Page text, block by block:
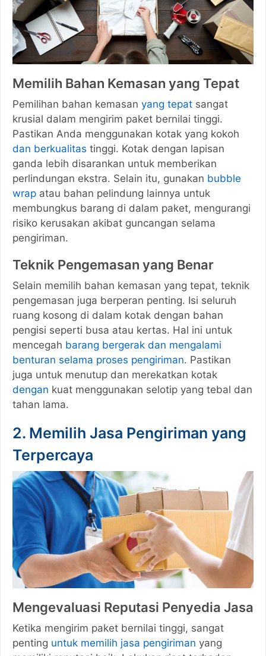
Memilih Bahan Kemasan yang Tepat
Pemilihan bahan kemasan yang tepat sangat
krusial dalam mengirim paket bernilai tinggi.
Pastikan Anda menggunakan kotak yang kokoh
dan berkualitas tinggi. Kotak dengan lapisan
ganda lebih disarankan untuk memberikan
perlindungan ekstra. Selain itu, gunakan bubble
wrap atau bahan pelindung lainnya untuk
membungkus barang di dalam paket, mengurangi
risiko kerusakan akibat guncangan selama
pengiriman.
Teknik Pengemasan yang Benar
Selain memilih bahan kemasan yang tepat, teknik
pengemasan juga berperan penting. Isi seluruh
ruang kosong di dalam kotak dengan bahan
pengisi seperti busa atau kertas. Hal ini untuk
mencegah barang bergerak dan mengalami
benturan selama proses pengiriman. Pastikan
juga untuk menutup dan merekatkan kotak
dengan kuat menggunakan selotip yang tebal dan
tahan lama.
2. Memilih Jasa Pengiriman yang
Terpercaya
Mengevaluasi Reputasi Penyedia Jasa
Ketika mengirim paket bernilai tinggi, sangat
penting untuk memilih jasa pengiriman yang